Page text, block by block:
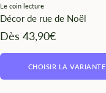
Le coin lecture
Décor de rue de Noël
Angebotspreis
Dès 43,90€
CHOISIR LA VARIANTE